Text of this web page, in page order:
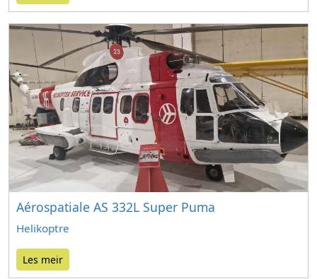
Aérospatiale AS 332L Super Puma
Helikoptre
Les meir